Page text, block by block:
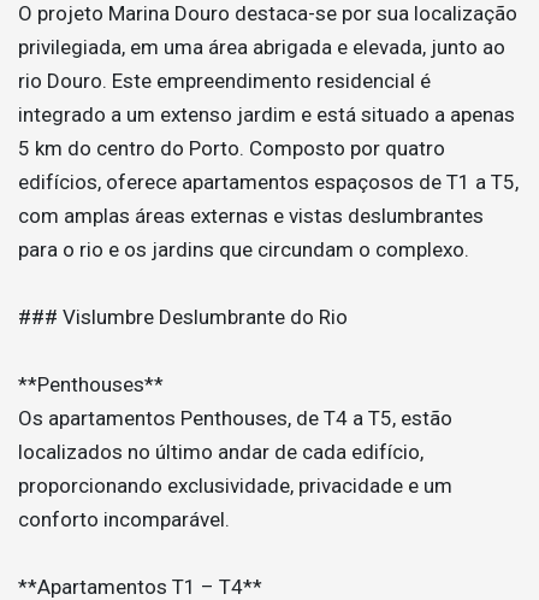
O projeto Marina Douro destaca-se por sua localização
privilegiada, em uma área abrigada e elevada, junto ao
rio Douro. Este empreendimento residencial é
integrado a um extenso jardim e está situado a apenas
5 km do centro do Porto. Composto por quatro
edifícios, oferece apartamentos espaçosos de T1 a T5,
com amplas áreas externas e vistas deslumbrantes
para o rio e os jardins que circundam o complexo.
### Vislumbre Deslumbrante do Rio
**Penthouses**
Os apartamentos Penthouses, de T4 a T5, estão
localizados no último andar de cada edifício,
proporcionando exclusividade, privacidade e um
conforto incomparável.
**Apartamentos T1 – T4**